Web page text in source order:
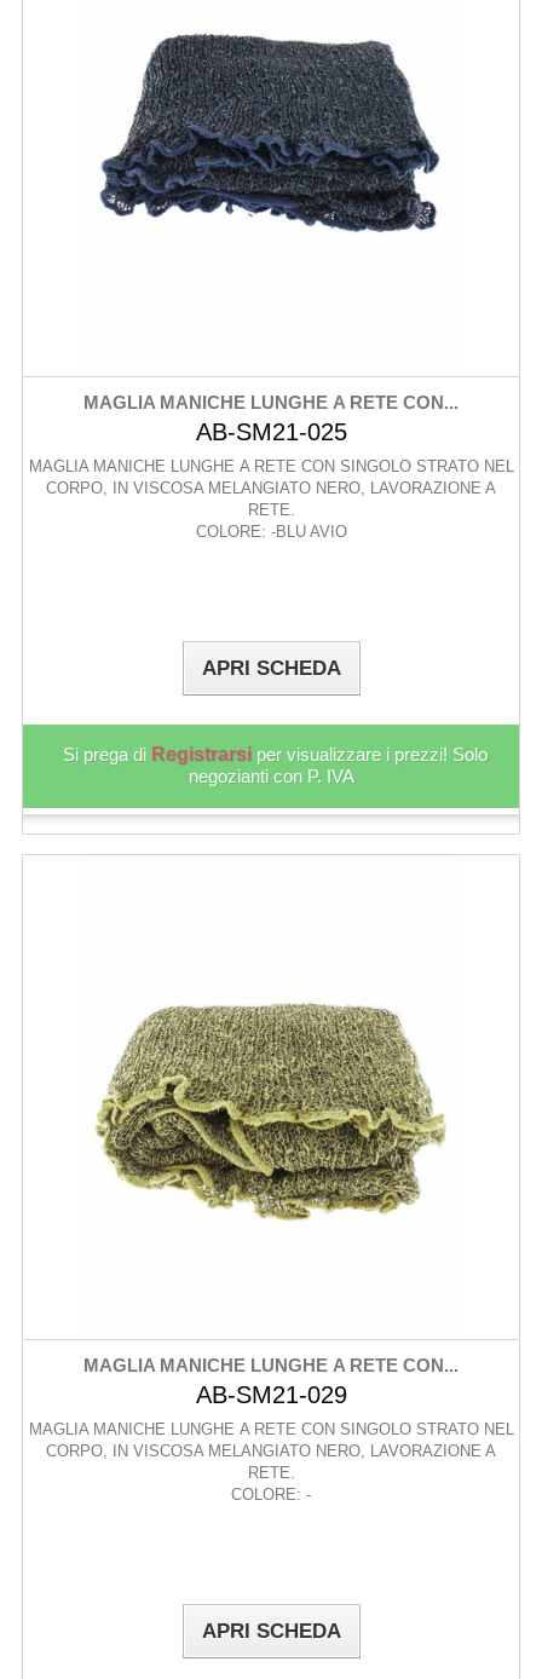
MAGLIA MANICHE LUNGHE A RETE CON...
AB-SM21-025
MAGLIA MANICHE LUNGHE A RETE CON SINGOLO STRATO NEL
CORPO, IN VISCOSA MELANGIATO NERO, LAVORAZIONE A
RETE.
COLORE: -BLU AVIO
APRI SCHEDA
Si prega di Registrarsi per visualizzare i prezzi! Solo
negozianti con P. IVA
MAGLIA MANICHE LUNGHE A RETE CON...
AB-SM21-029
MAGLIA MANICHE LUNGHE A RETE CON SINGOLO STRATO NEL
CORPO, IN VISCOSA MELANGIATO NERO, LAVORAZIONE A
RETE.
COLORE: -
APRI SCHEDA